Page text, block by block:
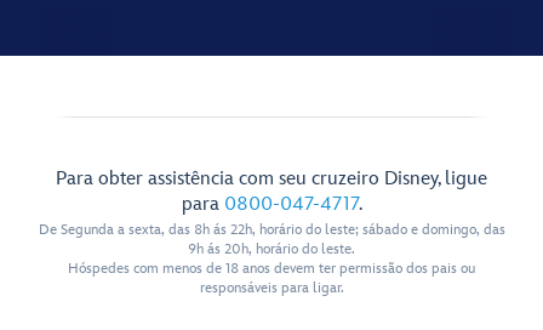
Para obter assistência com seu cruzeiro Disney, ligue
para 0800-047-4717.
De Segunda a sexta, das 8h ás 22h, horário do leste; sábado e domingo, das
9h ás 20h, horário do leste.
Hóspedes com menos de 18 anos devem ter permissão dos pais ou
responsáveis para ligar.